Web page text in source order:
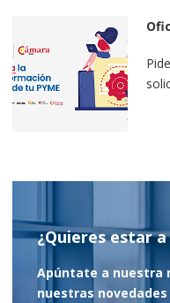
¿Quieres estar
Apúntate a nuestra
nuestras